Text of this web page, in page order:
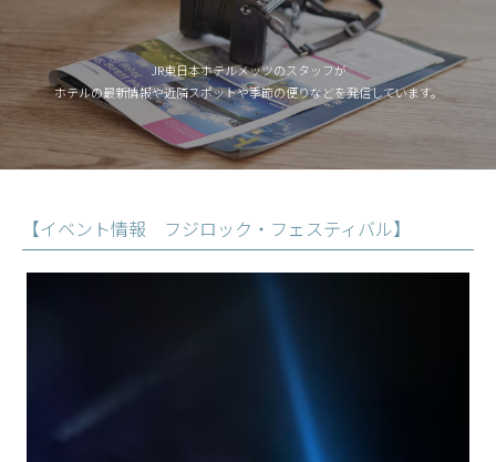
JR東日本ホテルメッツのスタッフが
ホテルの最新情報や近隣スポットや季節の便りなどを発信しています。
【イベント情報 フジロック・フェスティバル】